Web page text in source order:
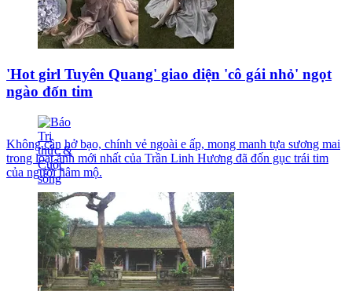
'Hot girl Tuyên Quang' giao diện 'cô gái nhỏ' ngọt
ngào đốn tim
Không cần hở bạo, chính vẻ ngoài e ấp, mong manh tựa sương mai
trong loạt ảnh mới nhất của Trần Linh Hương đã đốn gục trái tim
của người hâm mộ.